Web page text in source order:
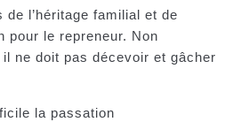
de l’héritage familial et de
pour le repreneur. Non
ne doit pas décevoir et gâcher
la passation